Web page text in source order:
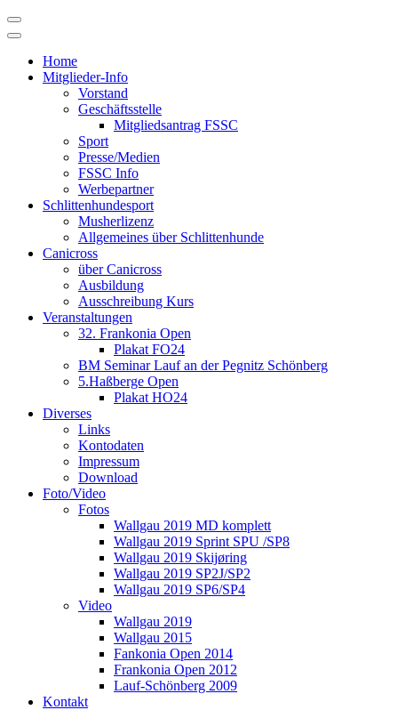
Skip
to
Home
Mitglieder-Info
Vorstand
Geschäftsstelle
Mitgliedsantrag FSSC
Sport
Presse/Medien
FSSC Info
Werbepartner
Schlittenhundesport
Musherlizenz
Allgemeines über Schlittenhunde
Canicross
über Canicross
Ausbildung
Ausschreibung Kurs
Veranstaltungen
32. Frankonia Open
Plakat FO24
BM Seminar Lauf an der Pegnitz Schönberg
5.Haßberge Open
Plakat HO24
Diverses
Links
Kontodaten
Impressum
Download
Foto/Video
Fotos
Wallgau 2019 MD komplett
Wallgau 2019 Sprint SPU /SP8
Wallgau 2019 Skijøring
Wallgau 2019 SP2J/SP2
Wallgau 2019 SP6/SP4
Video
Wallgau 2019
Wallgau 2015
Fankonia Open 2014
Frankonia Open 2012
Lauf-Schönberg 2009
Kontakt